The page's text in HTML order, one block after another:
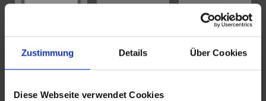
Zustimmung Details Über Cookies
Diese Webseite verwendet Cookies